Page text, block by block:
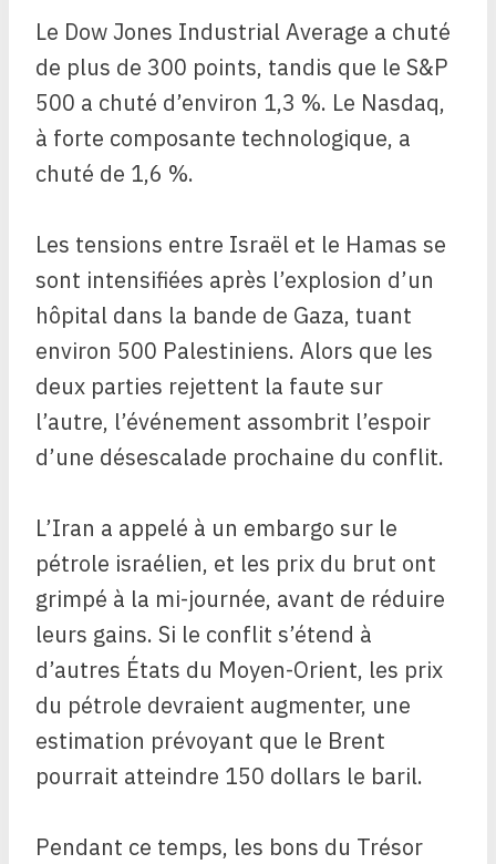
Le Dow Jones Industrial Average a chuté
de plus de 300 points, tandis que le S&P
500 a chuté d’environ 1,3 %. Le Nasdaq,
à forte composante technologique, a
chuté de 1,6 %.
Les tensions entre Israël et le Hamas se
sont intensifiées après l’explosion d’un
hôpital dans la bande de Gaza, tuant
environ 500 Palestiniens. Alors que les
deux parties rejettent la faute sur
l’autre, l’événement assombrit l’espoir
d’une désescalade prochaine du conflit.
L’Iran a appelé à un embargo sur le
pétrole israélien, et les prix du brut ont
grimpé à la mi-journée, avant de réduire
leurs gains. Si le conflit s’étend à
d’autres États du Moyen-Orient, les prix
du pétrole devraient augmenter, une
estimation prévoyant que le Brent
pourrait atteindre 150 dollars le baril.
Pendant ce temps, les bons du Trésor